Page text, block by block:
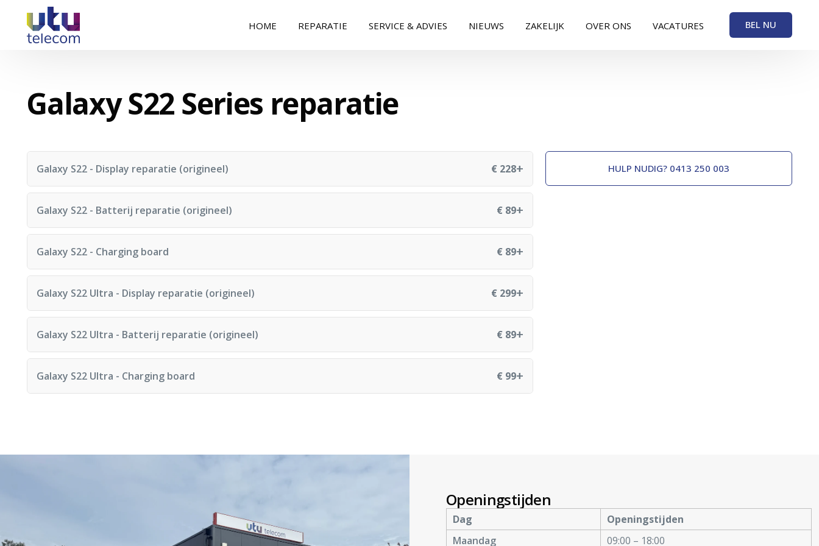
HOME REPARATIE SERVICE & ADVIES NIEUWS ZAKELIJK OVER ONS VACATURES BEL NU
Galaxy S22 Series reparatie
Galaxy S22 - Display reparatie (origineel) € 228+
Reparatietijd: 60 minuten
Galaxy S22 - Batterij reparatie (origineel) € 89+
Reparatietijd: 60 minuten
Galaxy S22 - Charging board € 89+
Reparatietijd: 60 minuten
Galaxy S22 Ultra - Display reparatie (origineel) € 299+
Reparatietijd: 60 minuten
Galaxy S22 Ultra - Batterij reparatie (origineel) € 89+
Reparatietijd: 60 minuten
Galaxy S22 Ultra - Charging board € 99+
HULP NUDIG? 0413 250 003
Openingstijden
Dag
Openingstijden
Maandag
09:00 – 18:00